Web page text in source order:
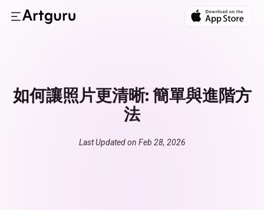
如何讓照片更清晰: 簡單與進階方
法
Last Updated on Feb 28, 2026